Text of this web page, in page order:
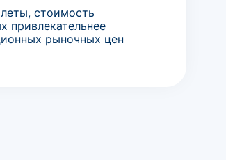
стоимость
привлекательнее
рыночных цен